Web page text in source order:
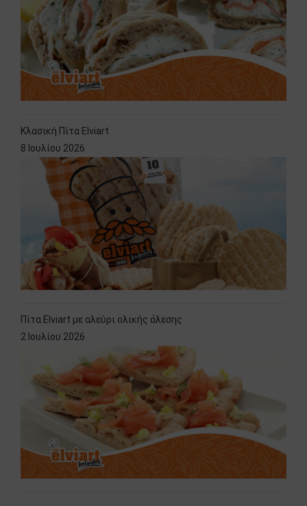
Κλασική Πίτα Elviart
8 Ιουλίου 2026
Πίτα Elviart με αλεύρι ολικής άλεσης
2 Ιουλίου 2026